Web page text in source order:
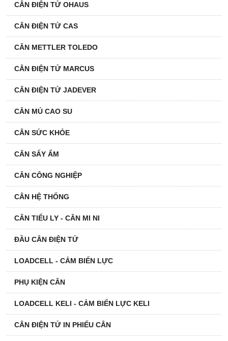
CÂN ĐIỆN TỬ OHAUS
CÂN ĐIỆN TỬ CAS
CÂN METTLER TOLEDO
CÂN ĐIỆN TỬ MARCUS
CÂN ĐIỆN TỬ JADEVER
CÂN MỦ CAO SU
CÂN SỨC KHỎE
CÂN SẤY ẨM
CÂN CÔNG NGHIỆP
CÂN HỆ THỐNG
CÂN TIỂU LY - CÂN MI NI
ĐẦU CÂN ĐIỆN TỬ
LOADCELL - CẢM BIẾN LỰC
PHỤ KIỆN CÂN
LOADCELL KELI - CẢM BIẾN LỰC KELI
CÂN ĐIỆN TỬ IN PHIẾU CÂN